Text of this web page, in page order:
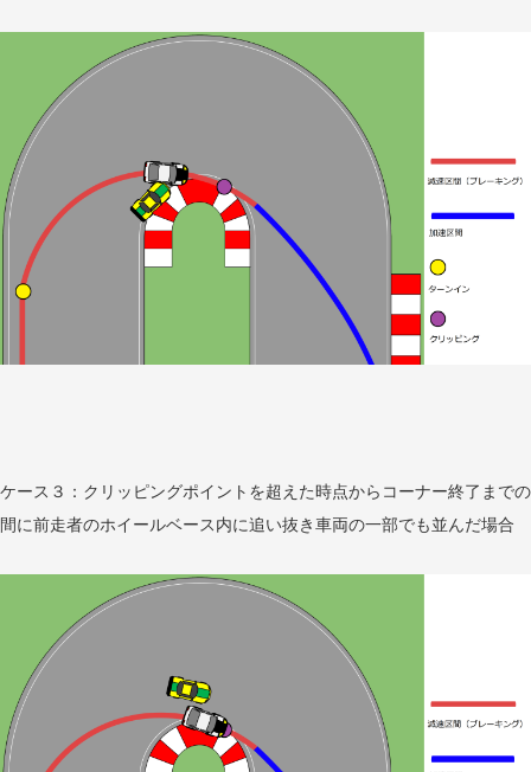
ケース３：クリッピングポイントを超えた時点からコーナー終了までの
間に前走者のホイールベース内に追い抜き車両の一部でも並んだ場合